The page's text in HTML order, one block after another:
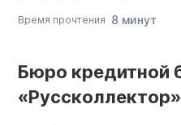
Время прочтения 8 минут
Бюро кредитной
«Руссколлектор»